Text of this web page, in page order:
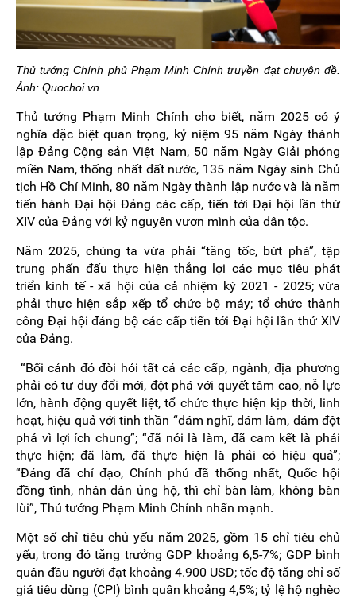
Thủ tướng Chính phủ Phạm Minh Chính truyền đạt chuyên đề.
Ảnh: Quochoi.vn
Thủ tướng Phạm Minh Chính cho biết, năm 2025 có ý
nghĩa đặc biệt quan trọng, kỷ niệm 95 năm Ngày thành
lập Đảng Cộng sản Việt Nam, 50 năm Ngày Giải phóng
miền Nam, thống nhất đất nước, 135 năm Ngày sinh Chủ
tịch Hồ Chí Minh, 80 năm Ngày thành lập nước và là năm
tiến hành Đại hội Đảng các cấp, tiến tới Đại hội lần thứ
XIV của Đảng với kỷ nguyên vươn mình của dân tộc.
Năm 2025, chúng ta vừa phải “tăng tốc, bứt phá”, tập
trung phấn đấu thực hiện thắng lợi các mục tiêu phát
triển kinh tế - xã hội của cả nhiệm kỳ 2021 - 2025; vừa
phải thực hiện sắp xếp tổ chức bộ máy; tổ chức thành
công Đại hội đảng bộ các cấp tiến tới Đại hội lần thứ XIV
của Đảng.
“Bối cảnh đó đòi hỏi tất cả các cấp, ngành, địa phương
phải có tư duy đổi mới, đột phá với quyết tâm cao, nỗ lực
lớn, hành động quyết liệt, tổ chức thực hiện kịp thời, linh
hoạt, hiệu quả với tinh thần “dám nghĩ, dám làm, dám đột
phá vì lợi ích chung”; “đã nói là làm, đã cam kết là phải
thực hiện; đã làm, đã thực hiện là phải có hiệu quả”;
“Đảng đã chỉ đạo, Chính phủ đã thống nhất, Quốc hội
đồng tình, nhân dân ủng hộ, thì chỉ bàn làm, không bàn
lùi”, Thủ tướng Phạm Minh Chính nhấn mạnh.
Một số chỉ tiêu chủ yếu năm 2025, gồm 15 chỉ tiêu chủ
yếu, trong đó tăng trưởng GDP khoảng 6,5-7%; GDP bình
quân đầu người đạt khoảng 4.900 USD; tốc độ tăng chỉ số
giá tiêu dùng (CPI) bình quân khoảng 4,5%; tỷ lệ hộ nghèo